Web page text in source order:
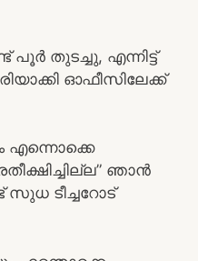
തുടച്ചു, എന്നിട്ട്
ഓഫീസിലേക്ക്
എന്നൊക്കെ
ഞാൻ
സുധ ടീച്ചറോട്